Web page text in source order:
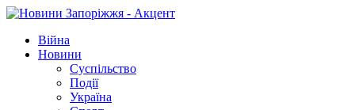
Війна
Новини
Суспільство
Події
Україна